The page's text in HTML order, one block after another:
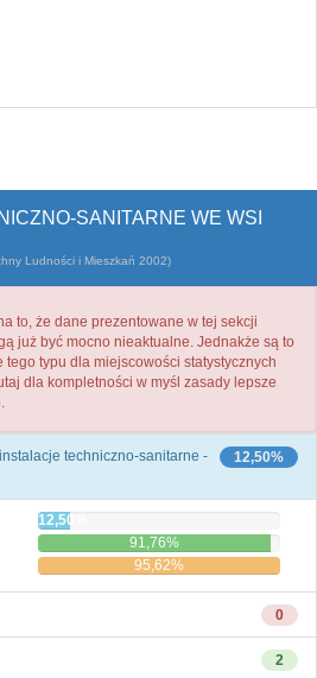
SANITARNE WE WSI
Ludności i Mieszkań 2002)
to, że dane prezentowane w tej sekcji
już być mocno nieaktualne. Jednakże są to
typu dla miejscowości statystycznych
dla kompletności w myśl zasady lepsze
12,50%
techniczno-sanitarne -
12,50%
91,76%
95,62%
0
2